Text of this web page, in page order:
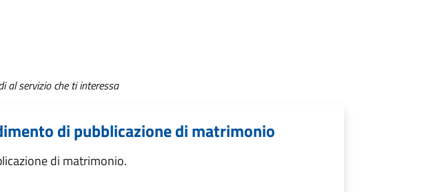
al servizio che ti interessa
di pubblicazione di matrimonio
di matrimonio.